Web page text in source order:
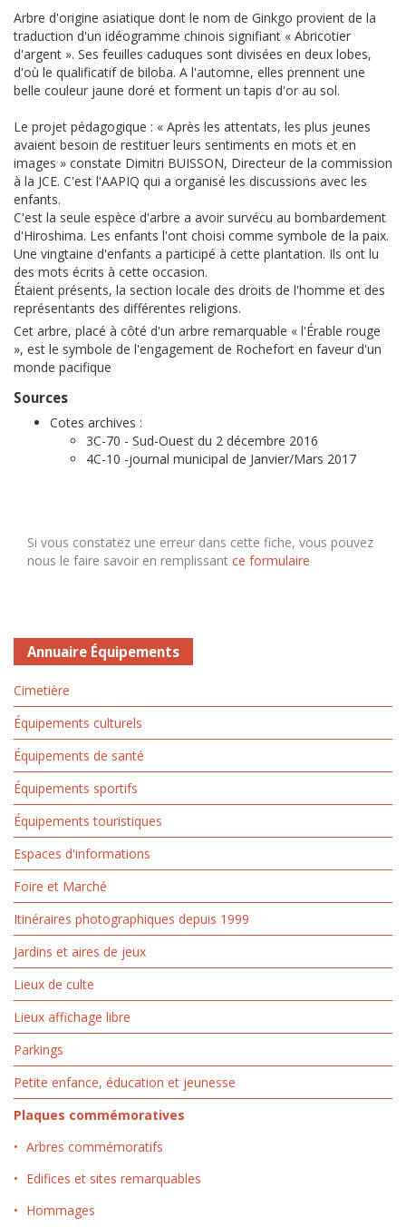
Arbre d'origine asiatique dont le nom de Ginkgo provient de la
traduction d'un idéogramme chinois signifiant « Abricotier
d'argent ». Ses feuilles caduques sont divisées en deux lobes,
d'où le qualificatif de biloba. A l'automne, elles prennent une
belle couleur jaune doré et forment un tapis d'or au sol.
Le projet pédagogique : « Après les attentats, les plus jeunes
avaient besoin de restituer leurs sentiments en mots et en
images » constate Dimitri BUISSON, Directeur de la commission
à la JCE. C'est l'AAPIQ qui a organisé les discussions avec les
enfants.
C'est la seule espèce d'arbre a avoir survécu au bombardement
d'Hiroshima. Les enfants l'ont choisi comme symbole de la paix.
Une vingtaine d'enfants a participé à cette plantation. Ils ont lu
des mots écrits à cette occasion.
Étaient présents, la section locale des droits de l'homme et des
représentants des différentes religions.
Cet arbre, placé à côté d'un arbre remarquable « l'Érable rouge
», est le symbole de l'engagement de Rochefort en faveur d'un
monde pacifique
Sources
Cotes archives :
3C-70 - Sud-Ouest du 2 décembre 2016
4C-10 -journal municipal de Janvier/Mars 2017
Si vous constatez une erreur dans cette fiche, vous pouvez
nous le faire savoir en remplissant ce formulaire
Annuaire Équipements
Cimetière
Équipements culturels
Équipements de santé
Équipements sportifs
Équipements touristiques
Espaces d'informations
Foire et Marché
Itinéraires photographiques depuis 1999
Jardins et aires de jeux
Lieux de culte
Lieux affichage libre
Parkings
Petite enfance, éducation et jeunesse
Plaques commémoratives
Arbres commémoratifs
Edifices et sites remarquables
Hommages